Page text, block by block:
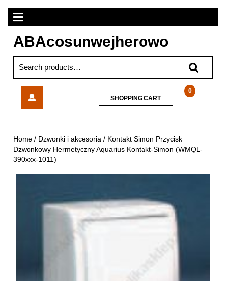
Skip
content
Open
Menu
ABAcosunwejherowo
for:
Hermetyczny
Aquarius
Kontakt-
1011)
0
SHOPPING CARTSHOPPING
CART
Home / Dzwonki i akcesoria / Kontakt Simon Przycisk
Dzwonkowy Hermetyczny Aquarius Kontakt-Simon (WMQL-
390xxx-1011)